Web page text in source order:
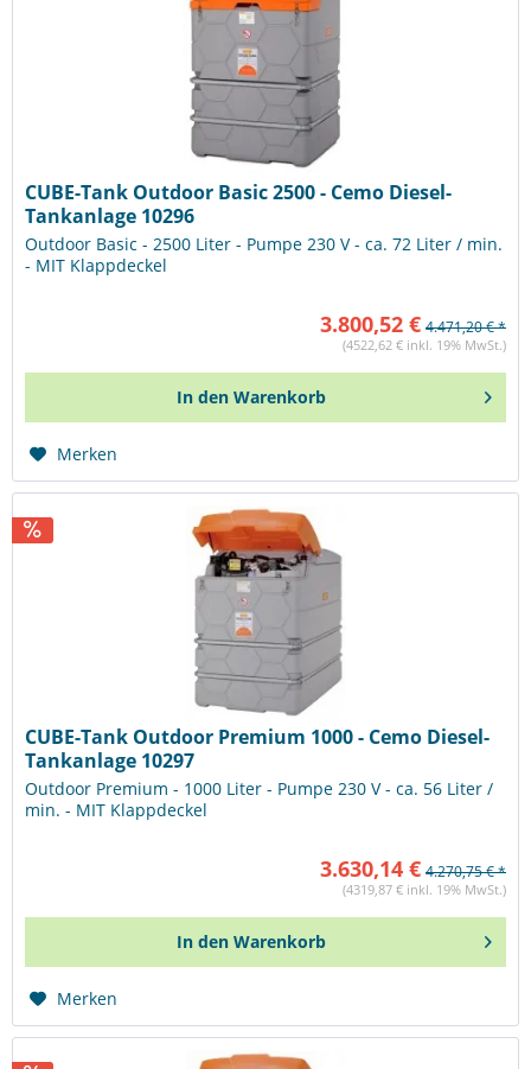
CUBE-Tank Outdoor Basic 2500 - Cemo Diesel-
Tankanlage 10296
Outdoor Basic - 2500 Liter - Pumpe 230 V - ca. 72 Liter / min.
- MIT Klappdeckel
3.800,52 € 4.471,20 € *
(4522,62 € inkl. 19% MwSt.)
In den Warenkorb
Merken
CUBE-Tank Outdoor Premium 1000 - Cemo Diesel-
Tankanlage 10297
Outdoor Premium - 1000 Liter - Pumpe 230 V - ca. 56 Liter /
min. - MIT Klappdeckel
3.630,14 € 4.270,75 € *
(4319,87 € inkl. 19% MwSt.)
In den Warenkorb
Merken